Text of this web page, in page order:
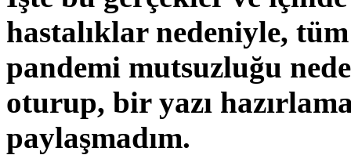
hastalıklar nedeniyle,
pandemi mutsuzluğu
oturup, bir yazı
paylaşmadım.